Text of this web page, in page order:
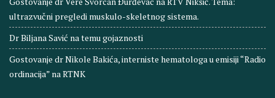
ultrazvučni pregledi muskulo-skeletnog sistema.
Dr Biljana Savić na temu gojaznosti
Gostovanje dr Nikole Bakića, interniste hematologa u emisiji “Radio
ordinacija” na RTNK